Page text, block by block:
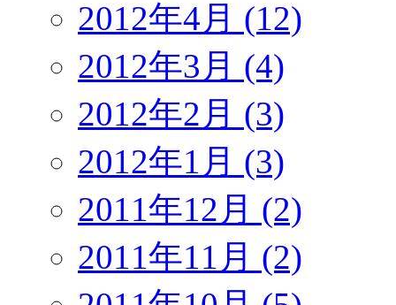
2012年4月 (12)
2012年3月 (4)
2012年2月 (3)
2012年1月 (3)
2011年12月 (2)
2011年11月 (2)